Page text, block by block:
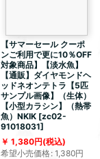
【サマーセール クーポ
ンご利用で更に10％OFF
対象商品】【淡水魚】
【通販】ダイヤモンドヘ
ッドネオンテトラ【5匹
サンプル画像】（生体）
【小型カラシン】（熱帯
魚）NKIK [zc02-
91018031]
1,380円(税込)
希望小売価格: 1,380円